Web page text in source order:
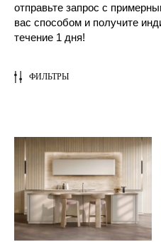
отправьте запрос с
вас способом и получите
течение 1 дня!
ФИЛЬТРЫ